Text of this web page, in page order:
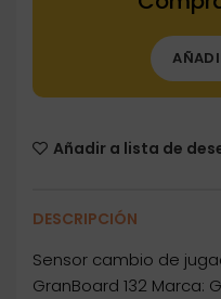
Añadir a lista de
DESCRIPCIÓN
Sensor cambio de
GranBoard 132 Marca: